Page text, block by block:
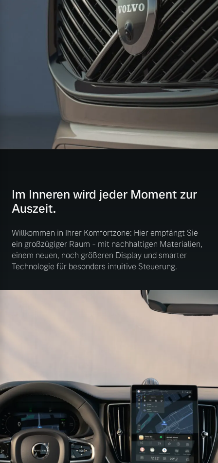
Im Inneren wird jeder Moment zur
Auszeit.
Willkommen in Ihrer Komfortzone: Hier empfängt Sie
ein großzügiger Raum - mit nachhaltigen Materialien,
einem neuen, noch größeren Display und smarter
Technologie für besonders intuitive Steuerung.